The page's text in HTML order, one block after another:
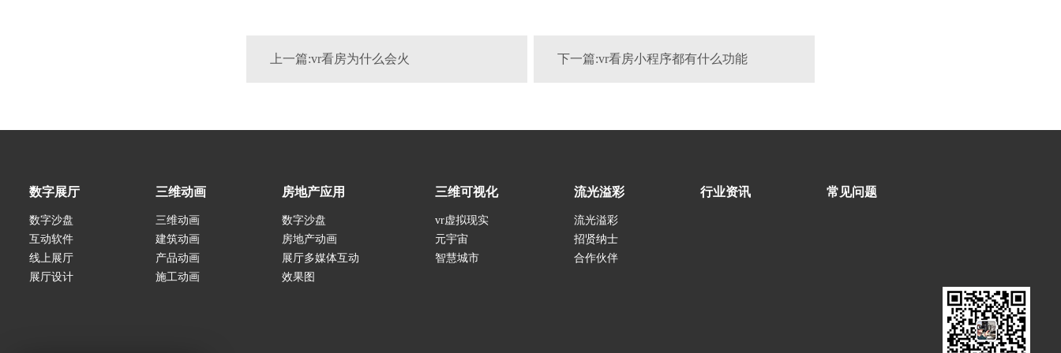
上一篇:vr看房为什么会火 下一篇:vr看房小程序都有什么功能
数字展厅
数字沙盘
互动软件
线上展厅
展厅设计
三维动画
三维动画
建筑动画
产品动画
施工动画
房地产应用
数字沙盘
房地产动画
展厅多媒体互动
效果图
三维可视化
vr虚拟现实
元宇宙
智慧城市
流光溢彩
流光溢彩
招贤纳士
合作伙伴
行业资讯 常见问题